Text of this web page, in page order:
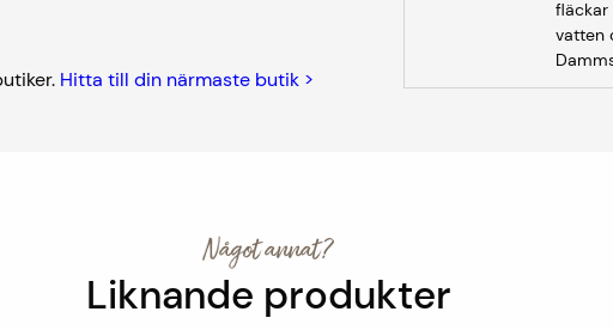
Hitta till din närmaste butik >
fläckar
vatten
Något annat?
Liknande produkter